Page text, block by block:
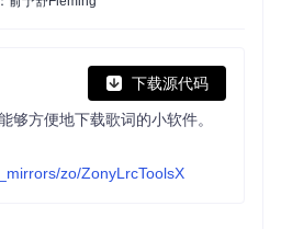
下载源代码
够方便地下载歌词的小软件。
zo/ZonyLrcToolsX